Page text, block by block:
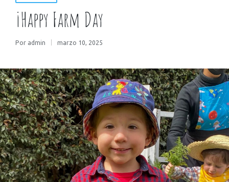
¡Happy Farm Day
Por admin marzo 10, 2025